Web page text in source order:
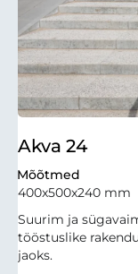
Akva 24
Mõõtmed
400x500x240 mm
Suurim ja
tööstuslike
jaoks.